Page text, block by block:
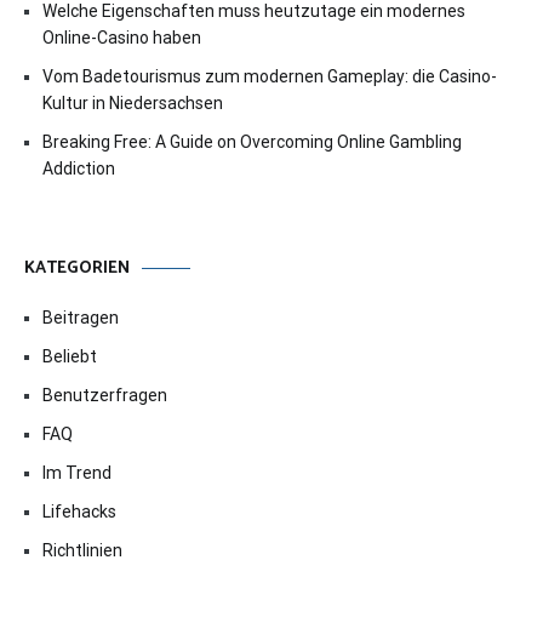
Welche Eigenschaften muss heutzutage ein modernes
Online-Casino haben
Vom Badetourismus zum modernen Gameplay: die Casino-
Kultur in Niedersachsen
Breaking Free: A Guide on Overcoming Online Gambling
Addiction
KATEGORIEN
Beitragen
Beliebt
Benutzerfragen
FAQ
Im Trend
Lifehacks
Richtlinien